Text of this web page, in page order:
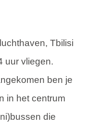
Tbilisi
uur vliegen.
ben je
in het centrum
die